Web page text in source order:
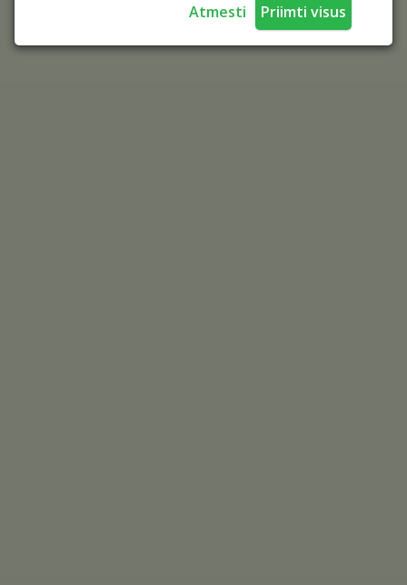
Atmesti Priimti visus